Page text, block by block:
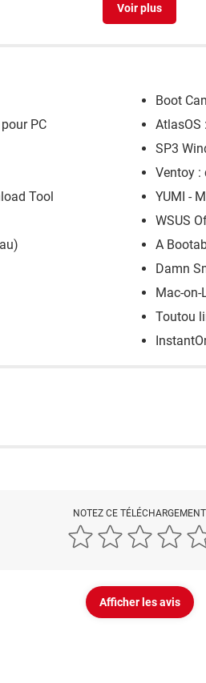
Boot
PC
AtlasOS
SP3
Ventoy :
Tool
YUMI -
WSUS
A
Damn
Mac-on-
Toutou
NOTEZ CE TÉLÉCHARGEMENT
Afficher les avis